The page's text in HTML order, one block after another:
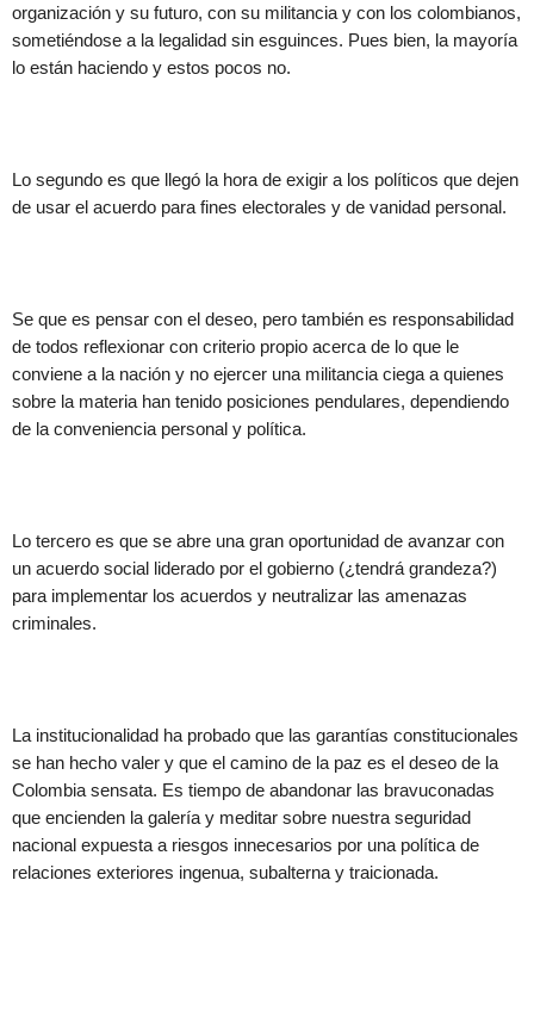
organización y su futuro, con su militancia y con los colombianos,
sometiéndose a la legalidad sin esguinces. Pues bien, la mayoría
lo están haciendo y estos pocos no.
Lo segundo es que llegó la hora de exigir a los políticos que dejen
de usar el acuerdo para fines electorales y de vanidad personal.
Se que es pensar con el deseo, pero también es responsabilidad
de todos reflexionar con criterio propio acerca de lo que le
conviene a la nación y no ejercer una militancia ciega a quienes
sobre la materia han tenido posiciones pendulares, dependiendo
de la conveniencia personal y política.
Lo tercero es que se abre una gran oportunidad de avanzar con
un acuerdo social liderado por el gobierno (¿tendrá grandeza?)
para implementar los acuerdos y neutralizar las amenazas
criminales.
La institucionalidad ha probado que las garantías constitucionales
se han hecho valer y que el camino de la paz es el deseo de la
Colombia sensata. Es tiempo de abandonar las bravuconadas
que encienden la galería y meditar sobre nuestra seguridad
nacional expuesta a riesgos innecesarios por una política de
relaciones exteriores ingenua, subalterna y traicionada.